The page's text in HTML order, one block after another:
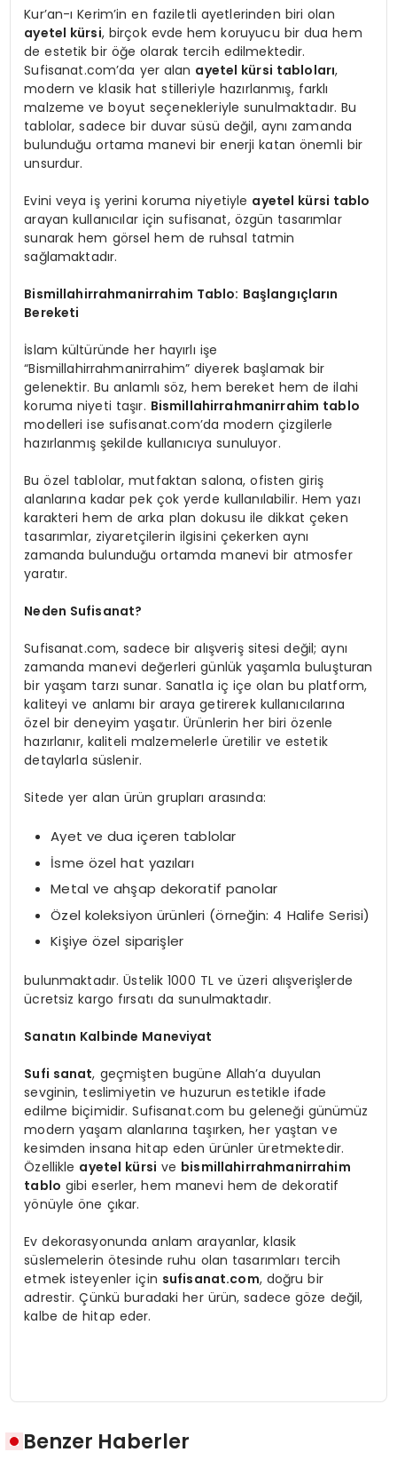
Kur’an-ı Kerim’in en faziletli ayetlerinden biri olan
ayetel kürsi, birçok evde hem koruyucu bir dua hem
de estetik bir öğe olarak tercih edilmektedir.
Sufisanat.com’da yer alan ayetel kürsi tabloları,
modern ve klasik hat stilleriyle hazırlanmış, farklı
malzeme ve boyut seçenekleriyle sunulmaktadır. Bu
tablolar, sadece bir duvar süsü değil, aynı zamanda
bulunduğu ortama manevi bir enerji katan önemli bir
unsurdur.
Evini veya iş yerini koruma niyetiyle ayetel kürsi tablo
arayan kullanıcılar için sufisanat, özgün tasarımlar
sunarak hem görsel hem de ruhsal tatmin
sağlamaktadır.
Bismillahirrahmanirrahim Tablo: Başlangıçların
Bereketi
İslam kültüründe her hayırlı işe
“Bismillahirrahmanirrahim” diyerek başlamak bir
gelenektir. Bu anlamlı söz, hem bereket hem de ilahi
koruma niyeti taşır. Bismillahirrahmanirrahim tablo
modelleri ise sufisanat.com’da modern çizgilerle
hazırlanmış şekilde kullanıcıya sunuluyor.
Bu özel tablolar, mutfaktan salona, ofisten giriş
alanlarına kadar pek çok yerde kullanılabilir. Hem yazı
karakteri hem de arka plan dokusu ile dikkat çeken
tasarımlar, ziyaretçilerin ilgisini çekerken aynı
zamanda bulunduğu ortamda manevi bir atmosfer
yaratır.
Neden Sufisanat?
Sufisanat.com, sadece bir alışveriş sitesi değil; aynı
zamanda manevi değerleri günlük yaşamla buluşturan
bir yaşam tarzı sunar. Sanatla iç içe olan bu platform,
kaliteyi ve anlamı bir araya getirerek kullanıcılarına
özel bir deneyim yaşatır. Ürünlerin her biri özenle
hazırlanır, kaliteli malzemelerle üretilir ve estetik
detaylarla süslenir.
Sitede yer alan ürün grupları arasında:
Ayet ve dua içeren tablolar
İsme özel hat yazıları
Metal ve ahşap dekoratif panolar
Özel koleksiyon ürünleri (örneğin: 4 Halife Serisi)
Kişiye özel siparişler
bulunmaktadır. Üstelik 1000 TL ve üzeri alışverişlerde
ücretsiz kargo fırsatı da sunulmaktadır.
Sanatın Kalbinde Maneviyat
Sufi sanat, geçmişten bugüne Allah’a duyulan
sevginin, teslimiyetin ve huzurun estetikle ifade
edilme biçimidir. Sufisanat.com bu geleneği günümüz
modern yaşam alanlarına taşırken, her yaştan ve
kesimden insana hitap eden ürünler üretmektedir.
Özellikle ayetel kürsi ve bismillahirrahmanirrahim
tablo gibi eserler, hem manevi hem de dekoratif
yönüyle öne çıkar.
Ev dekorasyonunda anlam arayanlar, klasik
süslemelerin ötesinde ruhu olan tasarımları tercih
etmek isteyenler için sufisanat.com, doğru bir
adrestir. Çünkü buradaki her ürün, sadece göze değil,
kalbe de hitap eder.
Benzer Haberler